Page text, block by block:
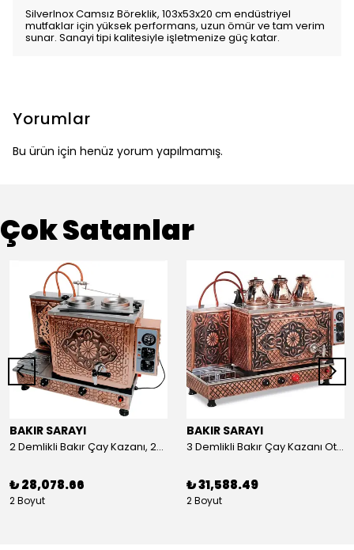
SilverInox Camsız Böreklik, 103x53x20 cm endüstriyel
mutfaklar için yüksek performans, uzun ömür ve tam verim
sunar. Sanayi tipi kalitesiyle işletmenize güç katar.
Yorumlar
Bu ürün için henüz yorum yapılmamış.
Çok Satanlar
BAKIR SARAYI
2 Demlikli Bakır Çay Kazanı, 25 Litre
₺ 28,078.66
2 Boyut
BAKIR SARAYI
3 Demlikli Bakır Çay Kazanı Otomatik, 30 Litre
₺ 31,588.49
2 Boyut